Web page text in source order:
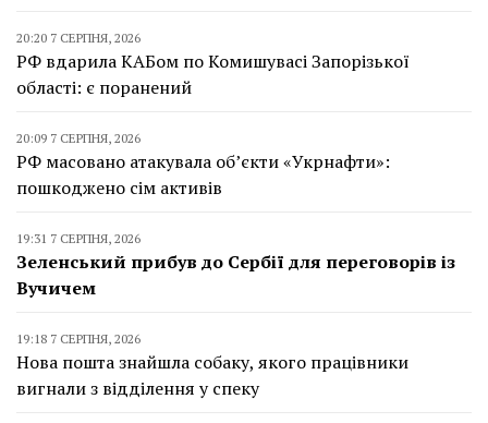
20:20 7 СЕРПНЯ, 2026
РФ вдарила КАБом по Комишувасі Запорізької
області: є поранений
20:09 7 СЕРПНЯ, 2026
РФ масовано атакувала об’єкти «Укрнафти»:
пошкоджено сім активів
19:31 7 СЕРПНЯ, 2026
Зеленський прибув до Сербії для переговорів із
Вучичем
19:18 7 СЕРПНЯ, 2026
Нова пошта знайшла собаку, якого працівники
вигнали з відділення у спеку